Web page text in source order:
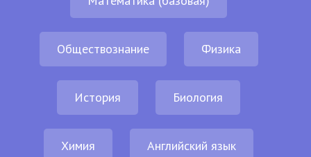
Обществознание Физика
История Биология
Химия Английский язык